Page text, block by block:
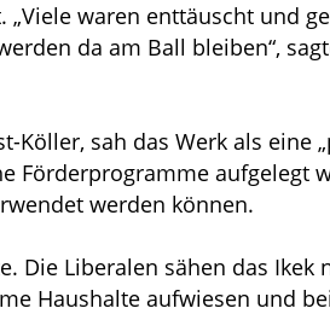
waren enttäuscht und
da am Ball bleiben“,
Köller, sah das Werk als eine
Förderprogramme aufgelegt
werden können.
Die Liberalen sähen das
Haushalte aufwiesen und